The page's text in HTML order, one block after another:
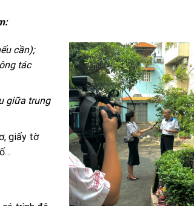
cần);
tác
giữa trung
giấy tờ